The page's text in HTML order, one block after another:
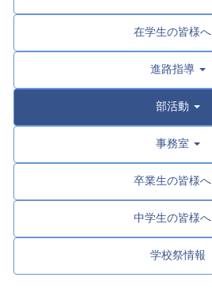
在学生の皆様へ
進路指導
部活動
事務室
卒業生の皆様へ
中学生の皆様へ
学校祭情報